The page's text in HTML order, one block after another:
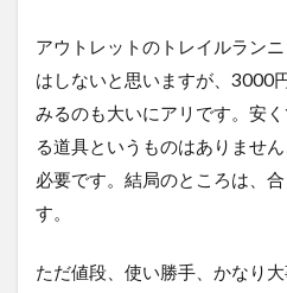
アウトレットのトレイルラン
はしないと思いますが、3000
みるのも大いにアリです。安
る道具というものはありませ
必要です。結局のところは、
す。
ただ値段、使い勝手、かなり